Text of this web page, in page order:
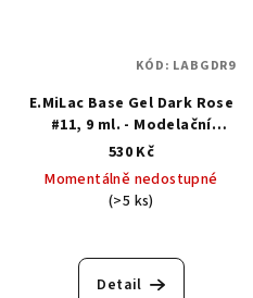
E.MiLac Base Gel Dark Rose
#11, 9 ml. - Modelační
kamuflážní báze
530 Kč
Momentálně nedostupné
(>5 ks)
Detail
KÓD: LABGDR9